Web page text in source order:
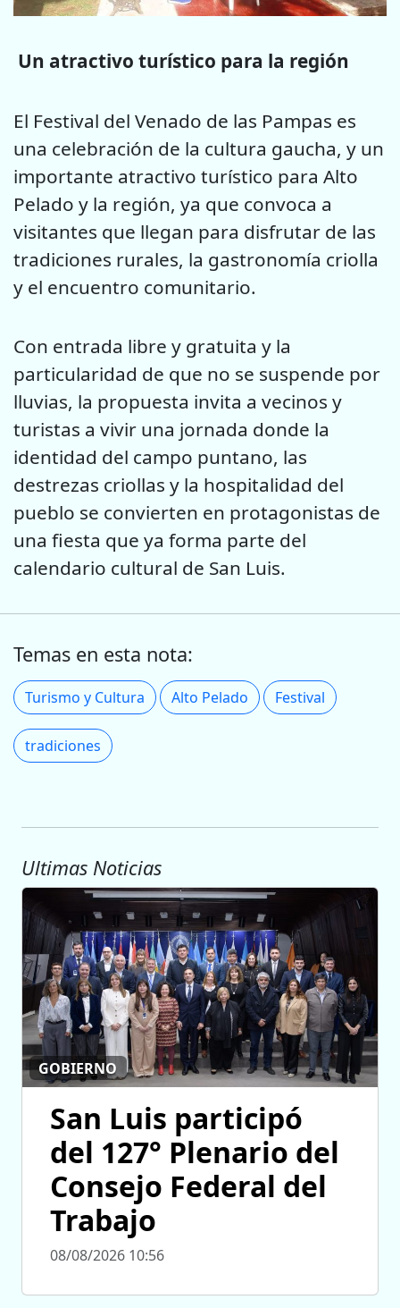
Un atractivo turístico para la región
El Festival del Venado de las Pampas es
una celebración de la cultura gaucha, y un
importante atractivo turístico para Alto
Pelado y la región, ya que convoca a
visitantes que llegan para disfrutar de las
tradiciones rurales, la gastronomía criolla
y el encuentro comunitario.
Con entrada libre y gratuita y la
particularidad de que no se suspende por
lluvias, la propuesta invita a vecinos y
turistas a vivir una jornada donde la
identidad del campo puntano, las
destrezas criollas y la hospitalidad del
pueblo se convierten en protagonistas de
una fiesta que ya forma parte del
calendario cultural de San Luis.
Temas en esta nota:
Turismo y Cultura Alto Pelado Festival
tradiciones
Ultimas Noticias
GOBIERNO
San Luis participó
del 127° Plenario del
Consejo Federal del
Trabajo
08/08/2026 10:56